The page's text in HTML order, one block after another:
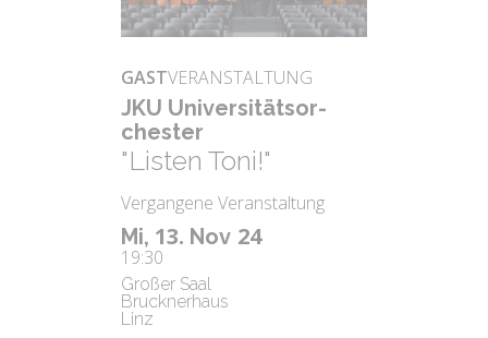
Mi, 13. Nov 24
19:30
Großer Saal
Brucknerhaus
Linz
GASTVERANSTALTUNG
JKU Uni­ver­si­täts­or­
ches­ter
"Listen Toni!"
Vergangene Veranstaltung